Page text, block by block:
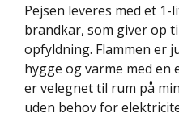
Pejsen leveres med et
brandkar, som giver op
opfyldning. Flammen er
hygge og varme med en
er velegnet til rum på
uden behov for